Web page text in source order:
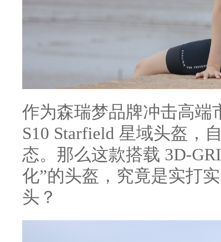
作为森瑞梦品牌冲击高
S10 Starfield 星域头盔，
态。那么这款搭载 3D-
化”的头盔，究竟是实打
头？